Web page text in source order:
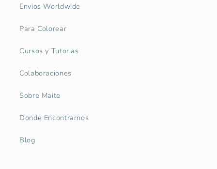
Envios Worldwide
Para Colorear
Cursos y Tutorias
Colaboraciones
Sobre Maite
Donde Encontrarnos
Blog